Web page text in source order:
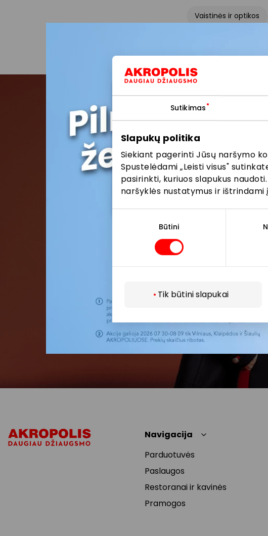
Sutikimas
Slapukų politika
Siekiant pagerinti Jūsų naršymo
Spustelėdami „Leisti visus"
pasirinkti, kuriuos slapukus
naršyklės nustatymus ir
Būtini
Tik būtini slapukai
Vaistinės ir optikos
Pirmieji sužinokite
Navigacija
Parduotuvės
Paslaugos
Restoranai ir kavinės
Pramogos